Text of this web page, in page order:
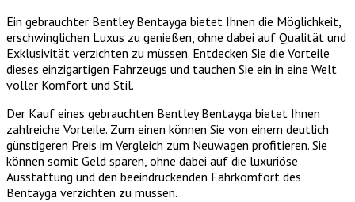
Ein gebrauchter Bentley Bentayga bietet Ihnen die Möglichkeit,
erschwinglichen Luxus zu genießen, ohne dabei auf Qualität und
Exklusivität verzichten zu müssen. Entdecken Sie die Vorteile
dieses einzigartigen Fahrzeugs und tauchen Sie ein in eine Welt
voller Komfort und Stil.
Der Kauf eines gebrauchten Bentley Bentayga bietet Ihnen
zahlreiche Vorteile. Zum einen können Sie von einem deutlich
günstigeren Preis im Vergleich zum Neuwagen profitieren. Sie
können somit Geld sparen, ohne dabei auf die luxuriöse
Ausstattung und den beeindruckenden Fahrkomfort des
Bentayga verzichten zu müssen.